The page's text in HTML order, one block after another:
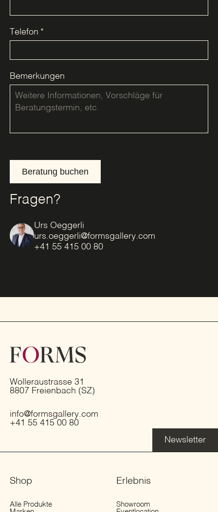
Telefon *
Bemerkungen
Beratung buchen
Fragen?
Urs Oeggerli
urs.oeggerli@formsgallery.com
+41 55 415 00 80
Wolleraustrasse 31
8807 Freienbach (SZ)
info@formsgallery.com
+41 55 415 00 80
Newsletter
Shop
Alle Produkte
Erlebnis
Showroom